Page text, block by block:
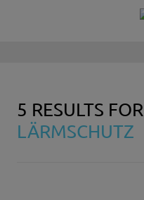
5 RESULTS FOR
LÄRMSCHUTZ